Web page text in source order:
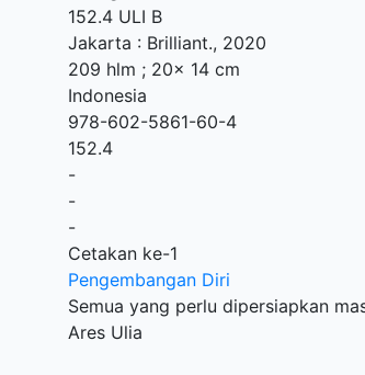
152.4 ULI B
Jakarta : Brilliant., 2020
209 hlm ; 20x 14 cm
Indonesia
978-602-5861-60-4
152.4
-
-
-
Cetakan ke-1
Pengembangan Diri
Semua yang perlu dipersiapkan
Ares Ulia